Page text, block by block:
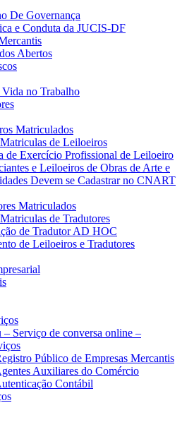
De Governança
e Conduta da JUCIS-DF
Abertos
no Trabalho
Matriculados
de Leiloeiros
de Exercício Profissional de Leiloeiro
e Leiloeiros de Obras de Arte e
Devem se Cadastrar no CNART
Matriculados
de Tradutores
de Tradutor AD HOC
de Leiloeiros e Tradutores
– Serviço de conversa online –
Público de Empresas Mercantis
Auxiliares do Comércio
Contábil